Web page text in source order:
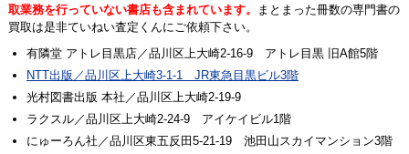
取業務を行っていない書店も含まれています。
まとまった冊数の専門書の
買取は是非ていねい査定くんにご依頼下さい。
有隣堂 アトレ目黒店／品川区上大崎2-16-9 アトレ目黒 旧A館5階
NTT出版／品川区上大崎3-1-1 JR東急目黒ビル3階
光村図書出版 本社／品川区上大崎2-19-9
ラクスル／品川区上大崎2-24-9 アイケイビル1階
にゅーろん社／品川区東五反田5-21-19 池田山スカイマンション3階